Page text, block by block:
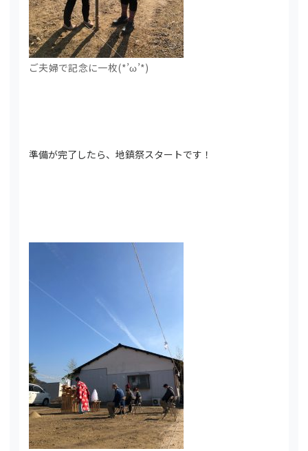
ご夫婦で記念に一枚(*’ω’*)
準備が完了したら、地鎮祭スタートです！